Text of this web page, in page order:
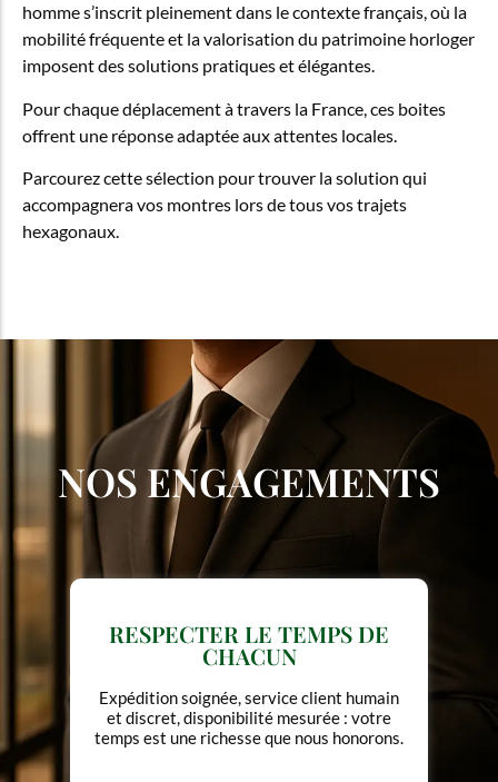
homme s’inscrit pleinement dans le contexte français, où la
mobilité fréquente et la valorisation du patrimoine horloger
imposent des solutions pratiques et élégantes.
Pour chaque déplacement à travers la France, ces boites
offrent une réponse adaptée aux attentes locales.
Parcourez cette sélection pour trouver la solution qui
accompagnera vos montres lors de tous vos trajets
hexagonaux.
NOS ENGAGEMENTS
METTRE L'ÉLÉGANCE AU
SERVICE DE L'USAGE
Pas de design gratuit, pas de luxe
ostentatoire. Chaque forme a une fonction.
Chaque détail, une intention.